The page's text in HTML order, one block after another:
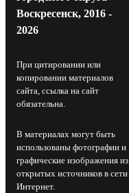
Воскресенск, 2016 -
2026
При цитировании или
копировании материалов
сайта, ссылка на сайт
обязательна.
В материалах могут быть
использованы фотографии и
графические изображения из
открытых источников в сети
Интернет.